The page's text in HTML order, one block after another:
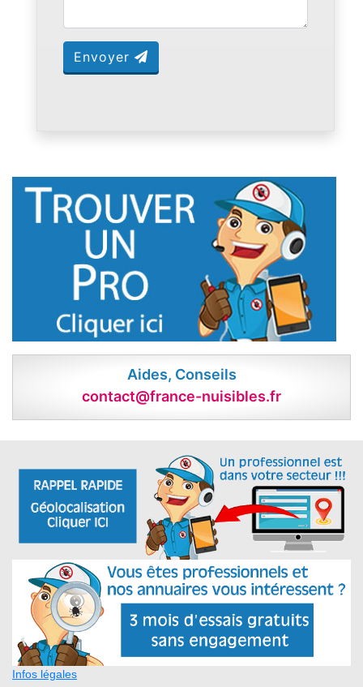
Envoyer
Aides, Conseils
contact@france-nuisibles.fr
Infos légales